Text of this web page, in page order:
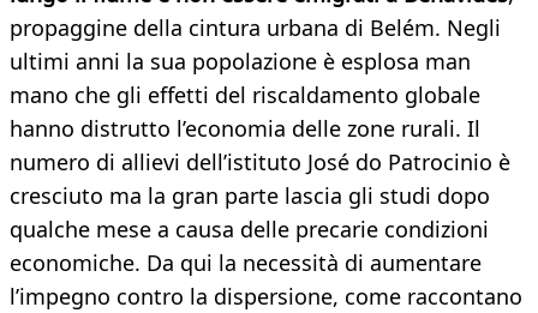
propaggine della cintura urbana di Belém. Negli
ultimi anni la sua popolazione è esplosa man
mano che gli effetti del riscaldamento globale
hanno distrutto l’economia delle zone rurali. Il
numero di allievi dell’istituto José do Patrocinio è
cresciuto ma la gran parte lascia gli studi dopo
qualche mese a causa delle precarie condizioni
economiche. Da qui la necessità di aumentare
l’impegno contro la dispersione, come raccontano